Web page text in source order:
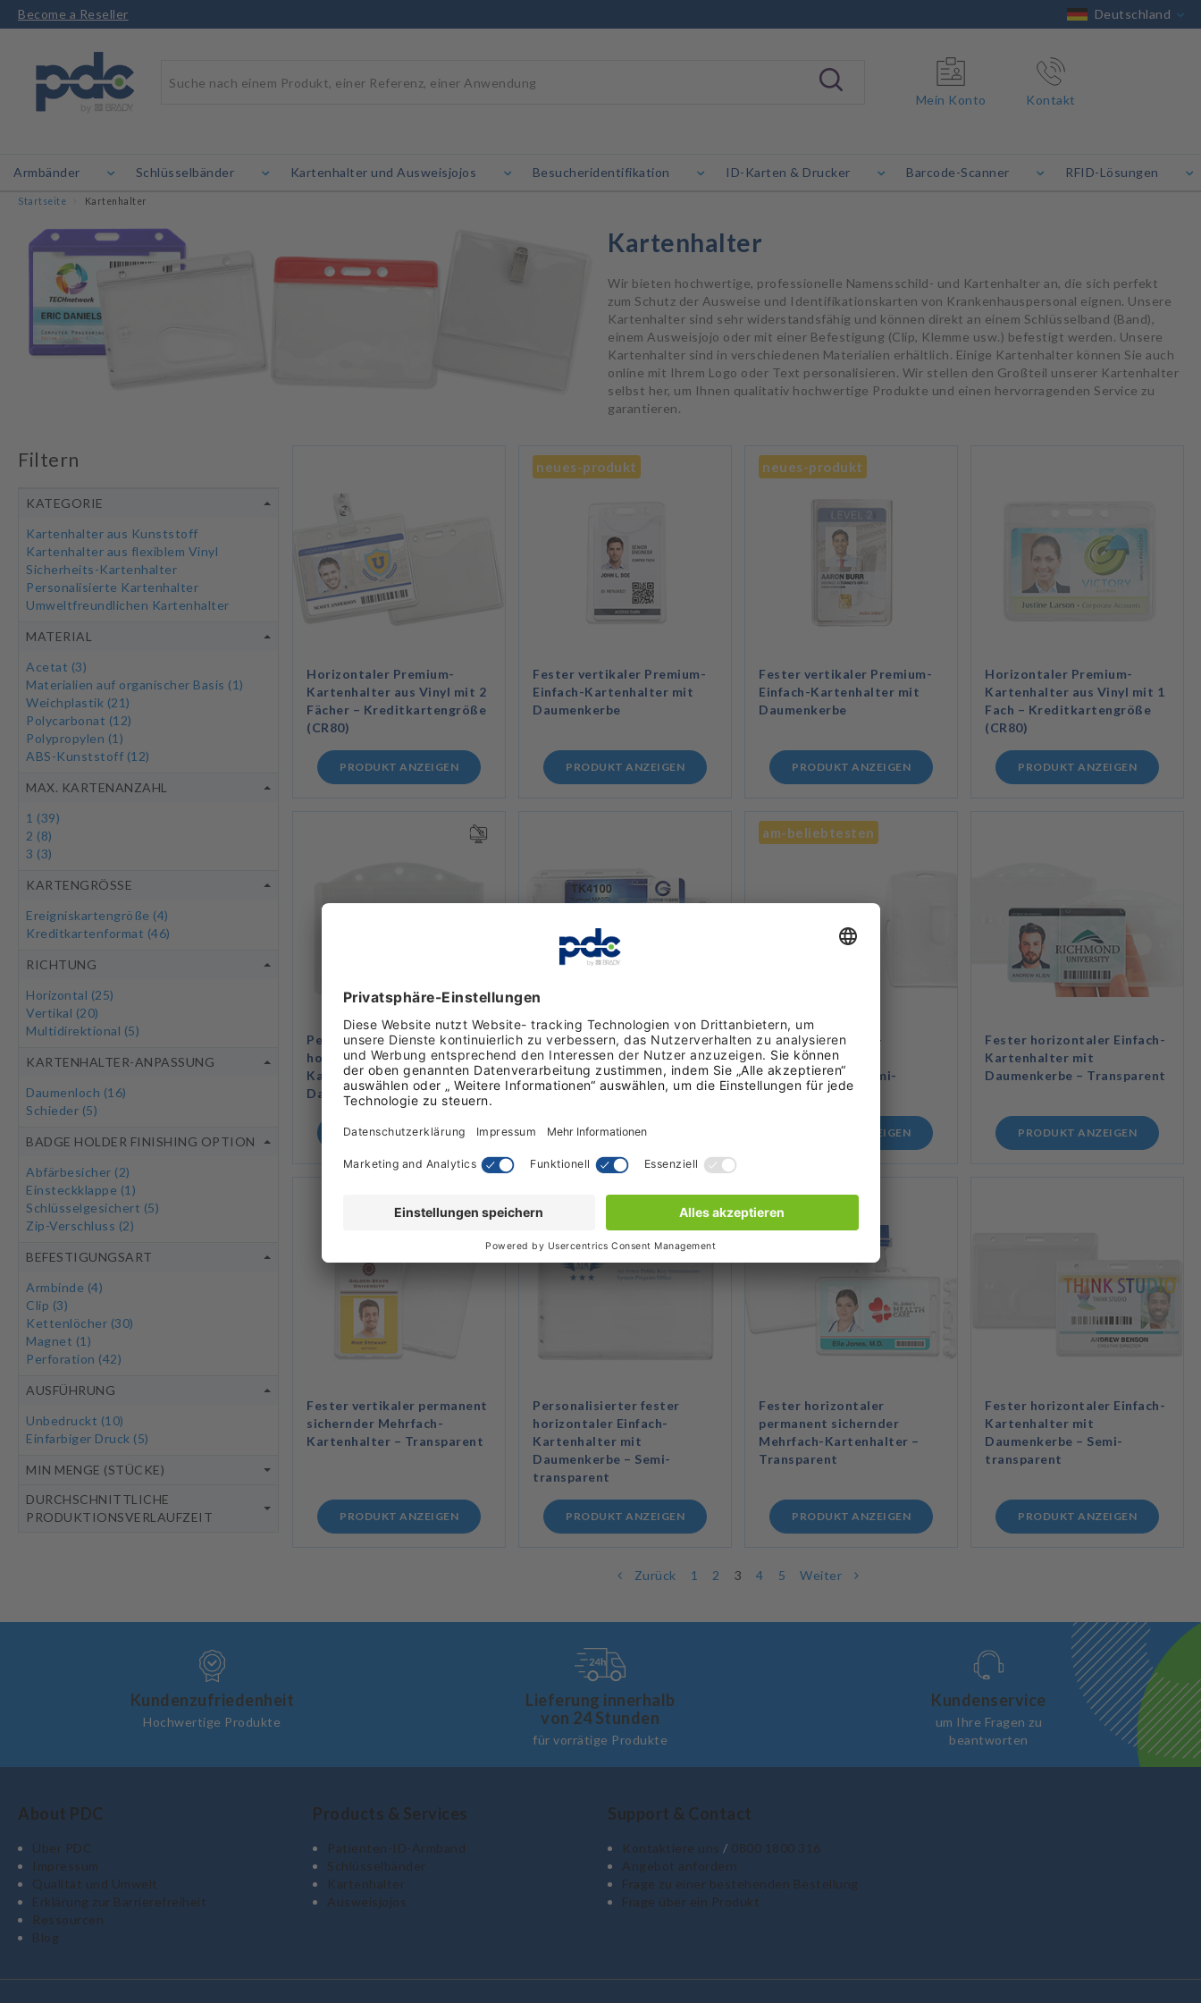
Become a Reseller Deutschland
Mein Konto Kontakt
Armbänder Schlüsselbänder Kartenhalter und Ausweisjojos Besucheridentifikation ID-Karten & Drucker Barcode-Scanner RFID-Lösungen
Startseite Kartenhalter
Kartenhalter
Wir bieten hochwertige, professionelle Namensschild- und Kartenhalter an, die sich perfekt
zum Schutz der Ausweise und Identifikationskarten von Krankenhauspersonal eignen. Unsere
Kartenhalter sind sehr widerstandsfähig und können direkt an einem Schlüsselband (Band),
einem Ausweisjojo oder mit einer Befestigung (Clip, Klemme usw.) befestigt werden. Unsere
Kartenhalter sind in verschiedenen Materialien erhältlich. Einige Kartenhalter können Sie auch
online mit Ihrem Logo oder Text personalisieren. Wir stellen den Großteil unserer Kartenhalter
selbst her, um Ihnen qualitativ hochwertige Produkte und einen hervorragenden Service zu
garantieren.
Filtern
KATEGORIE
Kartenhalter aus Kunststoff
Kartenhalter aus flexiblem Vinyl
Sicherheits-Kartenhalter
Personalisierte Kartenhalter
Umweltfreundlichen Kartenhalter
AUSFÜHRUNG
Unbedruckt (10)
Einfarbiger Druck (5)
MATERIAL
Acetat (3)
Materialien auf organischer Basis (1)
Weichplastik (21)
Polycarbonat (12)
Polypropylen (1)
ABS-Kunststoff (12)
MAX. KARTENANZAHL
1 (39)
2 (8)
3 (3)
RICHTUNG
Horizontal (25)
Vertikal (20)
Multidirektional (5)
KARTENGRÖSSE
Ereigniskartengröße (4)
Kreditkartenformat (46)
BADGE HOLDER FINISHING OPTION
Abfärbesicher (2)
Einsteckklappe (1)
Schlüsselgesichert (5)
Zip-Verschluss (2)
BEFESTIGUNGSART
Armbinde (4)
Clip (3)
Kettenlöcher (30)
Magnet (1)
Perforation (42)
KARTENHALTER-ANPASSUNG
Daumenloch (16)
Schieder (5)
DURCHSCHNITTLICHE
PRODUKTIONSVERLAUFZEIT
MIN MENGE (STÜCKE)
Horizontaler Premium-
Kartenhalter aus Vinyl mit 2
Fächer – Kreditkartengröße
(CR80)
PRODUKT ANZEIGEN
neues-produkt
Fester vertikaler Premium-
Einfach-Kartenhalter mit
Daumenkerbe
PRODUKT ANZEIGEN
neues-produkt
Fester vertikaler Premium-
Einfach-Kartenhalter mit
Daumenkerbe
PRODUKT ANZEIGEN
Horizontaler Premium-
Kartenhalter aus Vinyl mit 1
Fach – Kreditkartengröße
(CR80)
PRODUKT ANZEIGEN
Personalisierter fester
horizontaler Einfach-
Kartenhalter mit
Daumenkerbe – Transparent
PRODUKT ANZEIGEN
Fester horizontaler
Premium-Einfach-
Kartenhalter mit
Daumenkerbe
PRODUKT ANZEIGEN
am-beliebtesten
Halbfester Einfach-
Kartenhalter mit
Daumenkerbe – Semi-
transparent
PRODUKT ANZEIGEN
Fester horizontaler Einfach-
Kartenhalter mit
Daumenkerbe – Transparent
PRODUKT ANZEIGEN
Fester vertikaler permanent
sichernder Mehrfach-
Kartenhalter – Transparent
PRODUKT ANZEIGEN
Personalisierter fester
horizontaler Einfach-
Kartenhalter mit
Daumenkerbe – Semi-
transparent
PRODUKT ANZEIGEN
Fester horizontaler
permanent sichernder
Mehrfach-Kartenhalter –
Transparent
PRODUKT ANZEIGEN
Fester horizontaler Einfach-
Kartenhalter mit
Daumenkerbe – Semi-
transparent
PRODUKT ANZEIGEN
Zurück 1 2 3 4 5 Weiter
Kundenzufriedenheit
Hochwertige Produkte
Lieferung innerhalb
von 24 Stunden
für vorrätige Produkte
Kundenservice
um Ihre Fragen zu
beantworten
About PDC
Über PDC
Impressum
Qualität und Umwelt
Erklärung zur Barrierefreiheit
Ressourcen
Blog
Products & Services
Patienten-ID-Armband
Schlüsselbänder
Kartenhalter
Ausweisjojos
Support & Contact
Kontaktiere uns / 0800 1800 316
Angebot anfordern
Frage zu einer bestehenden Bestellung
Frage über ein Produkt